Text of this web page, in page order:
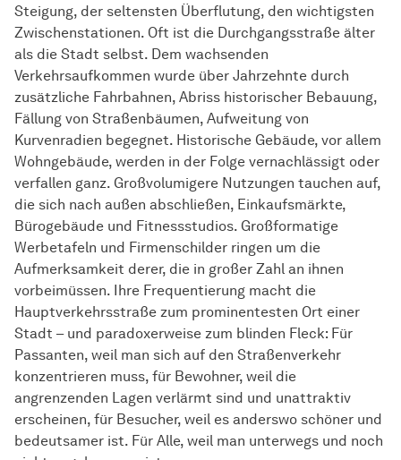
Steigung, der seltensten Überflutung, den wichtigsten
Zwischenstationen. Oft ist die Durchgangsstraße älter
als die Stadt selbst. Dem wachsenden
Verkehrsaufkommen wurde über Jahrzehnte durch
zusätzliche Fahrbahnen, Abriss historischer Bebauung,
Fällung von Straßenbäumen, Aufweitung von
Kurvenradien begegnet. Historische Gebäude, vor allem
Wohngebäude, werden in der Folge vernachlässigt oder
verfallen ganz. Großvolumigere Nutzungen tauchen auf,
die sich nach außen abschließen, Einkaufsmärkte,
Bürogebäude und Fitnessstudios. Großformatige
Werbetafeln und Firmenschilder ringen um die
Aufmerksamkeit derer, die in großer Zahl an ihnen
vorbeimüssen. Ihre Frequentierung macht die
Hauptverkehrsstraße zum prominentesten Ort einer
Stadt – und paradoxerweise zum blinden Fleck: Für
Passanten, weil man sich auf den Straßenverkehr
konzentrieren muss, für Bewohner, weil die
angrenzenden Lagen verlärmt sind und unattraktiv
erscheinen, für Besucher, weil es anderswo schöner und
bedeutsamer ist. Für Alle, weil man unterwegs und noch